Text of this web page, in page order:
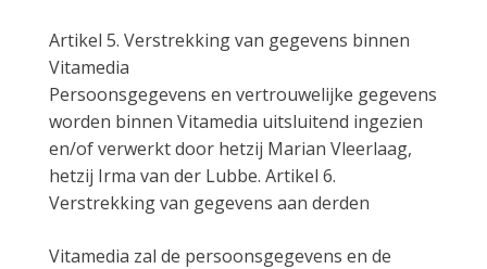
Artikel 5. Verstrekking van gegevens binnen
Vitamedia
Persoonsgegevens en vertrouwelijke gegevens
worden binnen Vitamedia uitsluitend ingezien
en/of verwerkt door hetzij Marian Vleerlaag,
hetzij Irma van der Lubbe. Artikel 6.
Verstrekking van gegevens aan derden
Vitamedia zal de persoonsgegevens en de